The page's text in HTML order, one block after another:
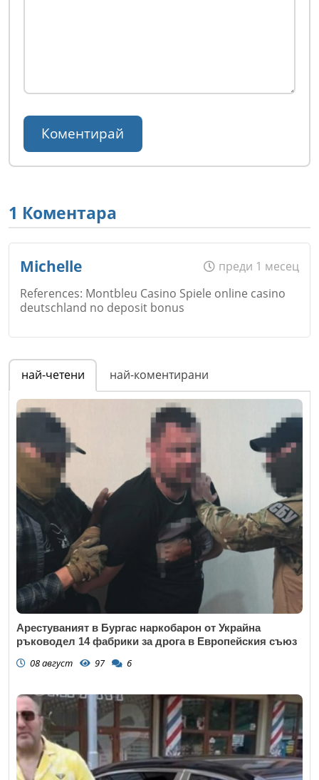
1 Коментара
Michelle
преди 1 месец
References: Montbleu Casino Spiele online casino
deutschland no deposit bonus
Име*
Коментар *
най-четени най-коментирани
Арестуваният в Бургас наркобарон от Украйна
ръководел 14 фабрики за дрога в Европейския съюз
08 август 97 6